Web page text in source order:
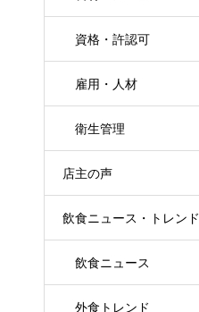
資格・許認可
雇用・人材
衛生管理
店主の声
飲食ニュース・トレンド
飲食ニュース
外食トレンド